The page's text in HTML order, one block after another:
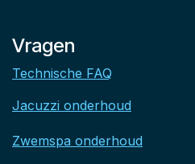
Vragen
Technische FAQ
Jacuzzi onderhoud
Zwemspa onderhoud